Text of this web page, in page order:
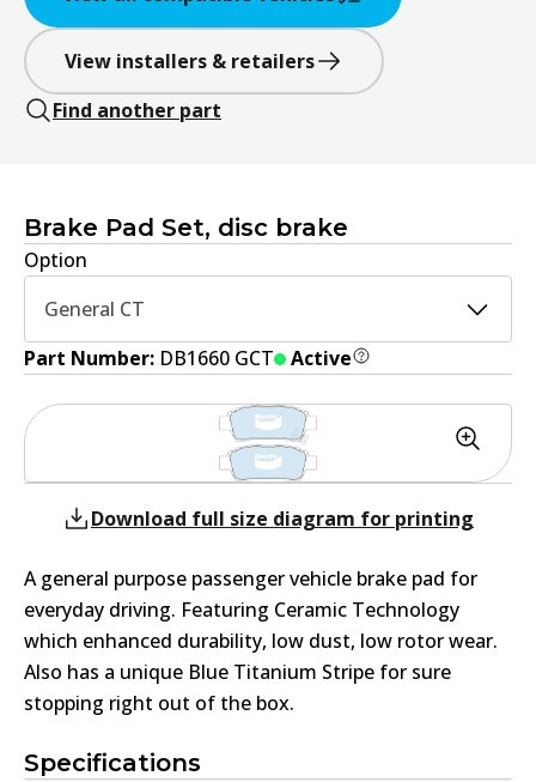
View installers & retailers
Find another part
Brake Pad Set, disc brake
Option
General CT
Part Number: DB1660 GCT Active
Specifications
Download full size diagram for printing
A general purpose passenger vehicle brake pad for
everyday driving. Featuring Ceramic Technology
which enhanced durability, low dust, low rotor wear.
Also has a unique Blue Titanium Stripe for sure
stopping right out of the box.